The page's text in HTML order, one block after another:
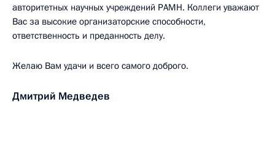
авторитетных научных учреждений РАМН. Коллеги уважают
Вас за высокие организаторские способности,
ответственность и преданность делу.
Желаю Вам удачи и всего самого доброго.
Дмитрий Медведев